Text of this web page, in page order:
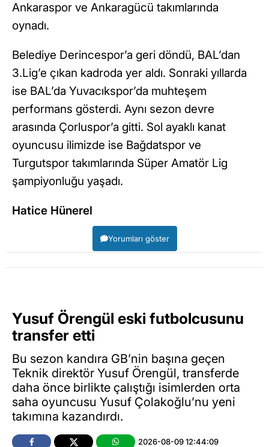
Ankaraspor ve Ankaragücü takımlarında
oynadı.
Belediye Derincespor’a geri döndü, BAL’dan
3.Lig’e çıkan kadroda yer aldı. Sonraki yıllarda
ise BAL’da Yuvacıkspor’da muhteşem
performans gösterdi. Aynı sezon devre
arasında Çorluspor’a gitti. Sol ayaklı kanat
oyuncusu ilimizde ise Bağdatspor ve
Turgutspor takımlarında Süper Amatör Lig
şampiyonluğu yaşadı.
Hatice Hünerel
Yorumları göster
Yusuf Örengül eski futbolcusunu
transfer etti
Bu sezon kandıra GB’nin başına geçen
Teknik direktör Yusuf Örengül, transferde
daha önce birlikte çalıştığı isimlerden orta
saha oyuncusu Yusuf Çolakoğlu’nu yeni
takımına kazandırdı.
2026-08-09 12:44:09